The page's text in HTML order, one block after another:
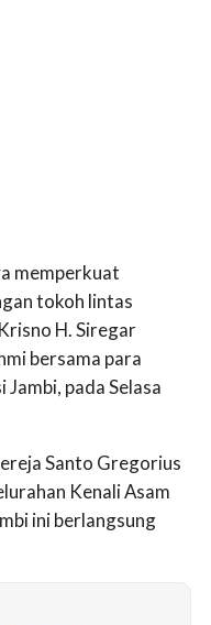
memperkuat
tokoh lintas
H. Siregar
bersama para
pada Selasa
Santo Gregorius
Kenali Asam
ini berlangsung